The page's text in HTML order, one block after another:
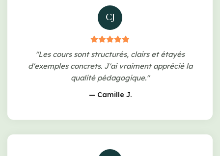
CJ
"Les cours sont structurés, clairs et étayés
d'exemples concrets. J'ai vraiment apprécié la
qualité pédagogique."
— Camille J.